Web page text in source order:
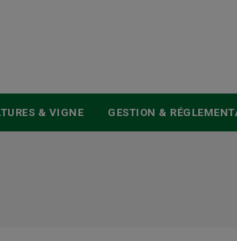
& VIGNE GESTION &